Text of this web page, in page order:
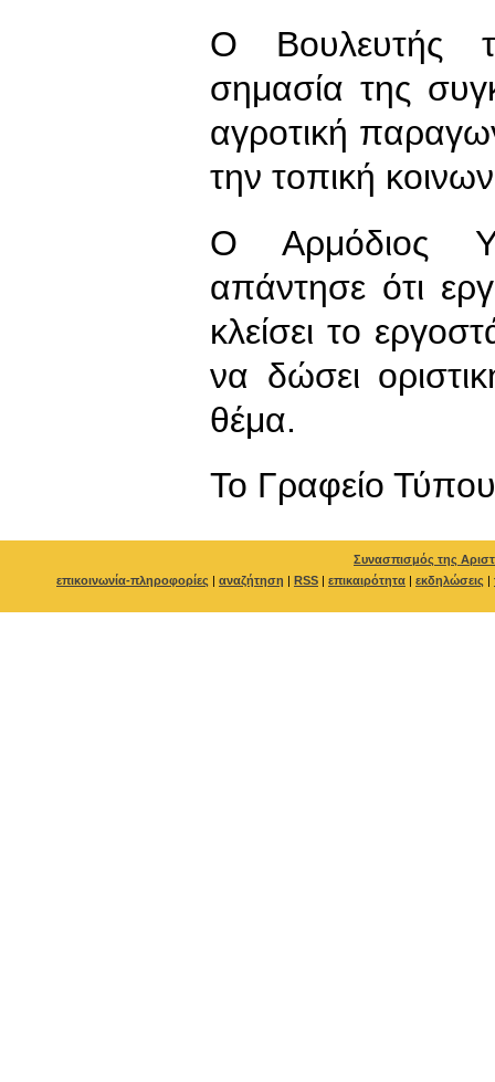
Ο Βουλευτής
σημασία της
αγροτική
την τοπική
Ο Αρμόδιος
απάντησε ότι
κλείσει το
να δώσει
θέμα.
To Γραφείο Τύπου
Συνασπισμός της
επικοινωνία-πληροφορίες | αναζήτηση | RSS | επικαιρότητα | εκδηλώσεις |